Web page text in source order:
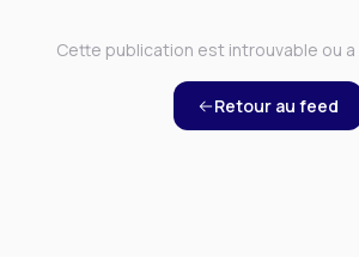
Cette publication est introuvable ou
Retour au feed